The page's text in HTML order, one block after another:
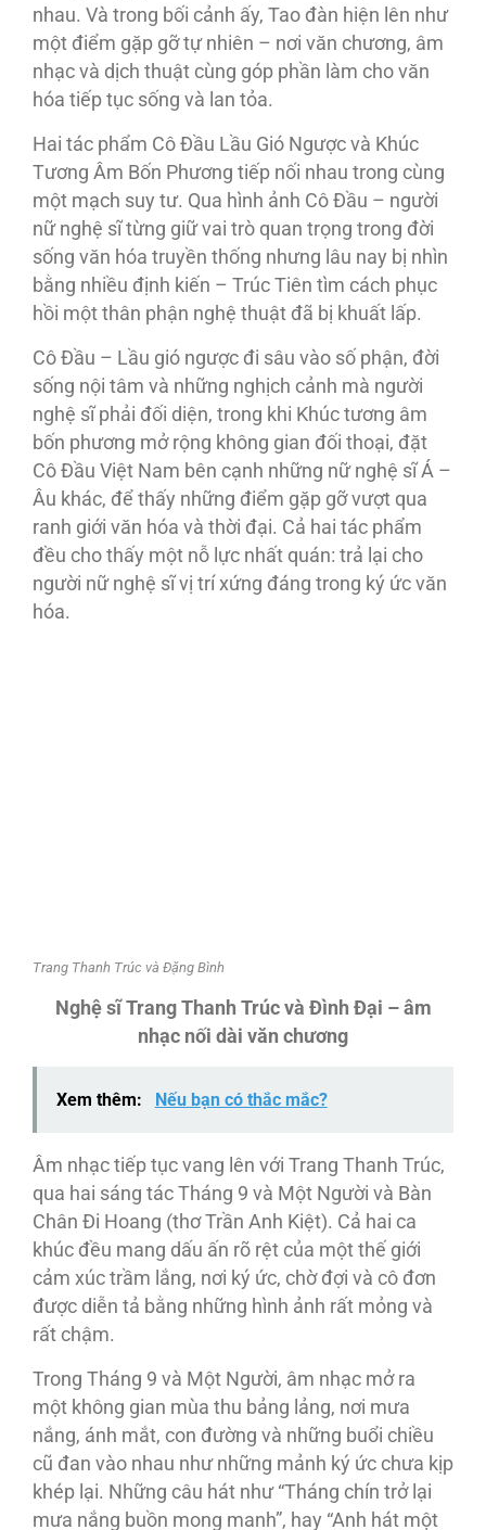
nhau. Và trong bối cảnh ấy, Tao đàn hiện lên như
một điểm gặp gỡ tự nhiên – nơi văn chương, âm
nhạc và dịch thuật cùng góp phần làm cho văn
hóa tiếp tục sống và lan tỏa.
Hai tác phẩm Cô Đầu Lầu Gió Ngược và Khúc
Tương Âm Bốn Phương tiếp nối nhau trong cùng
một mạch suy tư. Qua hình ảnh Cô Đầu – người
nữ nghệ sĩ từng giữ vai trò quan trọng trong đời
sống văn hóa truyền thống nhưng lâu nay bị nhìn
bằng nhiều định kiến – Trúc Tiên tìm cách phục
hồi một thân phận nghệ thuật đã bị khuất lấp.
Cô Đầu – Lầu gió ngược đi sâu vào số phận, đời
sống nội tâm và những nghịch cảnh mà người
nghệ sĩ phải đối diện, trong khi Khúc tương âm
bốn phương mở rộng không gian đối thoại, đặt
Cô Đầu Việt Nam bên cạnh những nữ nghệ sĩ Á –
Âu khác, để thấy những điểm gặp gỡ vượt qua
ranh giới văn hóa và thời đại. Cả hai tác phẩm
đều cho thấy một nỗ lực nhất quán: trả lại cho
người nữ nghệ sĩ vị trí xứng đáng trong ký ức văn
hóa.
Trang Thanh Trúc và Đặng Bình
Nghệ sĩTrang Thanh Trúc và Đình Đại – âm
nhạc nối dài văn chương
Xem thêm: Nếu bạn có thắc mắc?
Âm nhạc tiếp tục vang lên với Trang Thanh Trúc,
qua hai sáng tác Tháng 9 và Một Người và Bàn
Chân Đi Hoang (thơ Trần Anh Kiệt). Cả hai ca
khúc đều mang dấu ấn rõ rệt của một thế giới
cảm xúc trầm lắng, nơi ký ức, chờ đợi và cô đơn
được diễn tả bằng những hình ảnh rất mỏng và
rất chậm.
Trong Tháng 9 và Một Người, âm nhạc mở ra
một không gian mùa thu bảng lảng, nơi mưa
nắng, ánh mắt, con đường và những buổi chiều
cũ đan vào nhau như những mảnh ký ức chưa kịp
khép lại. Những câu hát như “Tháng chín trở lại
mưa nắng buồn mong manh”, hay “Anh hát một